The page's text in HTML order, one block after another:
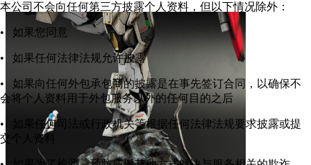
本公司不会向任何第三方披露个人资料，但以下情况除外：
• 如果您同意
• 如果任何法律法规允许披露
• 如果向任何外包承包商的披露是在事先签订合同，以确保不
会将个人资料用于外包服务以外的任何目的之后
• 如果任何司法或行政机关等根据任何法律法规要求披露或提
交个人资料